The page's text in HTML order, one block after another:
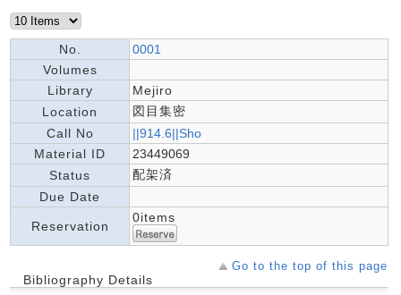
No.
0001
Volumes
Library
Mejiro
Location
図目集密
Call No
||914.6||Sho
Material ID
23449069
Status
配架済
Due Date
Reservation
0items
Go to the top of this page
Bibliography Details